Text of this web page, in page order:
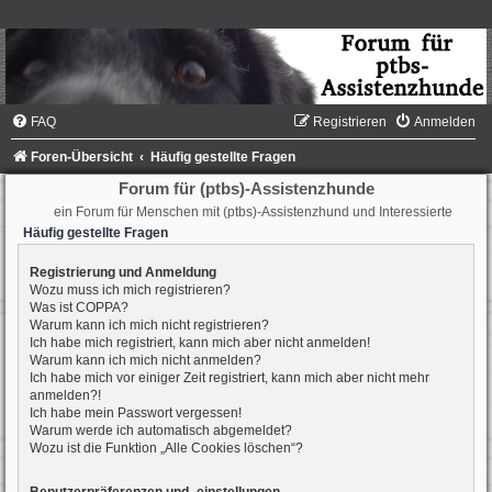
FAQ Anmelden
Registrieren
Foren-Übersicht Häufig gestellte Fragen
Forum für (ptbs)-Assistenzhunde
ein Forum für Menschen mit (ptbs)-Assistenzhund und Interessierte
Häufig gestellte Fragen
Registrierung und Anmeldung
Wozu muss ich mich registrieren?
Was ist COPPA?
Warum kann ich mich nicht registrieren?
Ich habe mich registriert, kann mich aber nicht anmelden!
Warum kann ich mich nicht anmelden?
Ich habe mich vor einiger Zeit registriert, kann mich aber nicht mehr
anmelden?!
Ich habe mein Passwort vergessen!
Warum werde ich automatisch abgemeldet?
Wozu ist die Funktion „Alle Cookies löschen“?